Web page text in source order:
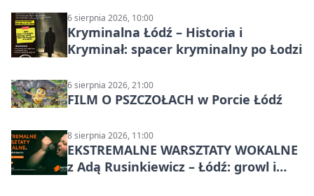
6 sierpnia 2026, 10:00
Kryminalna Łódź – Historia i
Kryminał: spacer kryminalny po Łodzi
6 sierpnia 2026, 21:00
FILM O PSZCZOŁACH w Porcie Łódź
8 sierpnia 2026, 11:00
EKSTREMALNE WARSZTATY WOKALNE
z Adą Rusinkiewicz – Łódź: growl i